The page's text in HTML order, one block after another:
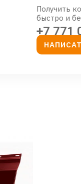
Получить
быстро и
+7 771